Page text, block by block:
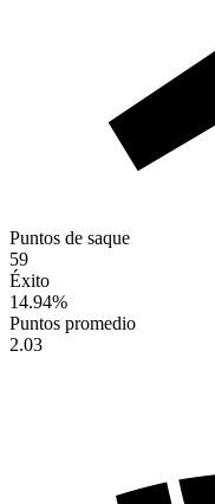
Puntos de saque
59
Éxito
14.94%
Puntos promedio
2.03